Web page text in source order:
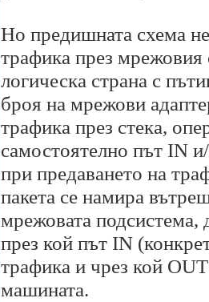
Но предишната схема
трафика през мрежовия
логическа страна с
броя на мрежови
трафика през стека,
самостоятелно път IN
при предаването на
пакета се намира
мрежовата подсистема,
през кой път IN
трафика и чрез кой
машината.